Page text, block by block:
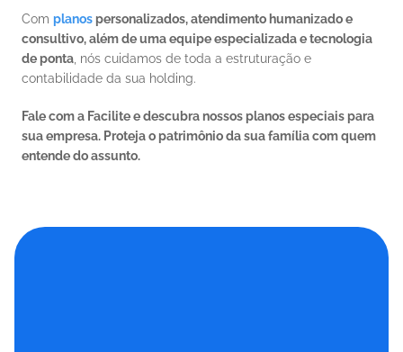
Com planos personalizados, atendimento humanizado e
consultivo, além de uma equipe especializada e tecnologia
de ponta, nós cuidamos de toda a estruturação e
contabilidade da sua holding.
Fale com a Facilite e descubra nossos planos especiais para
sua empresa. Proteja o patrimônio da sua família com quem
entende do assunto.